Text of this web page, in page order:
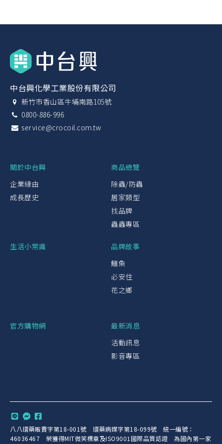
中台興化學工業股份有限公司
新竹市香山區牛埔南路105號
0800-886-996
service@crocoil.com.tw
關於中台興
企業緣由
成長歷史
商品總覽
除蟲/防蟲
居家類型
找品牌
蟲蟲專區
生活小常識
品牌故事
鱷魚
必安住
花之鄉
官方購物網
最新消息
活動訊息
影音專區
八八環藥販賣字第18-001號 環藥病媒字第18-099號 統一編號：
46036467 榮獲得MIT微笑標章及ISO9001國際品質認證 為國內第一家